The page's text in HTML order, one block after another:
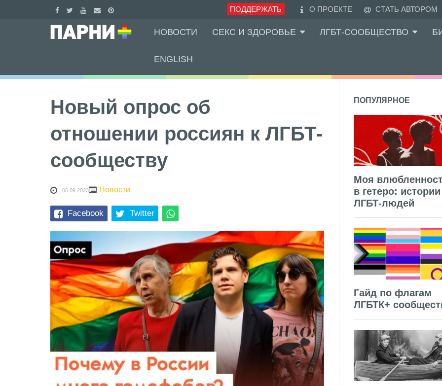
ПОДДЕРЖАТЬ О ПРОЕКТЕ СТАТЬ АВТОРОМ
НОВОСТИ СЕКС И ЗДОРОВЬЕ ЛГБТ-СООБЩЕСТВО
ENGLISH
Новый опрос об
отношении россиян к ЛГБТ-
сообществу
06.09.2023 Новости
Facebook Twitter
ПОПУЛЯРНОЕ
Моя
в гетеро: истории
ЛГБТ-людей
Гайд по флагам
ЛГБТК+